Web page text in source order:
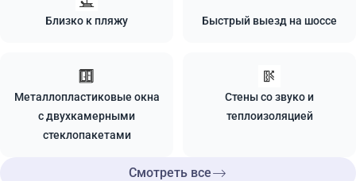
Близко к пляжу Быстрый выезд на шоссе
Металлопластиковые окна
с двухкамерными
стеклопакетами
Стены со звуко и
теплоизоляцией
Смотреть все